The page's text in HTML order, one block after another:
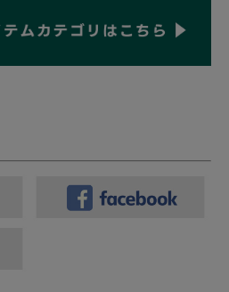
してこちらはピリング試験(JIS L
リング試験とは「擦れ作用による毛
るもので、1号~5号まであり、数値
ディガンデザインは、インナー使い
のような着こなしもできるし、ボタ
、イージーケアというのも嬉しい一
。